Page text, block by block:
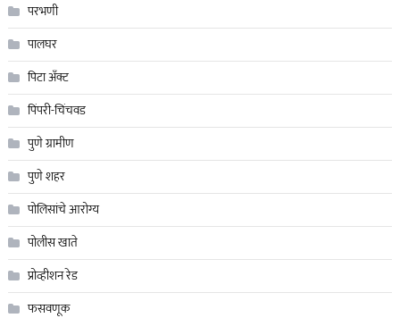
परभणी
पालघर
पिटा अँक्ट
पिंपरी-चिंचवड
पुणे ग्रामीण
पुणे शहर
पोलिसांचे आरोग्य
पोलीस खाते
प्रोव्हीशन रेड
फसवणूक